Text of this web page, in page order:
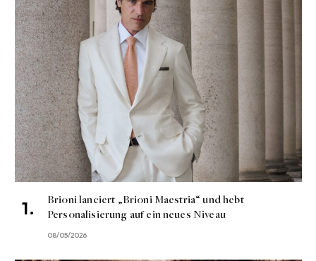
Brioni lanciert „Brioni Maestria“ und hebt
Personalisierung auf ein neues Niveau
08/05/2026